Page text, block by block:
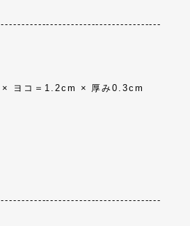
ヨコ＝1.2cm × 厚み0.3cm